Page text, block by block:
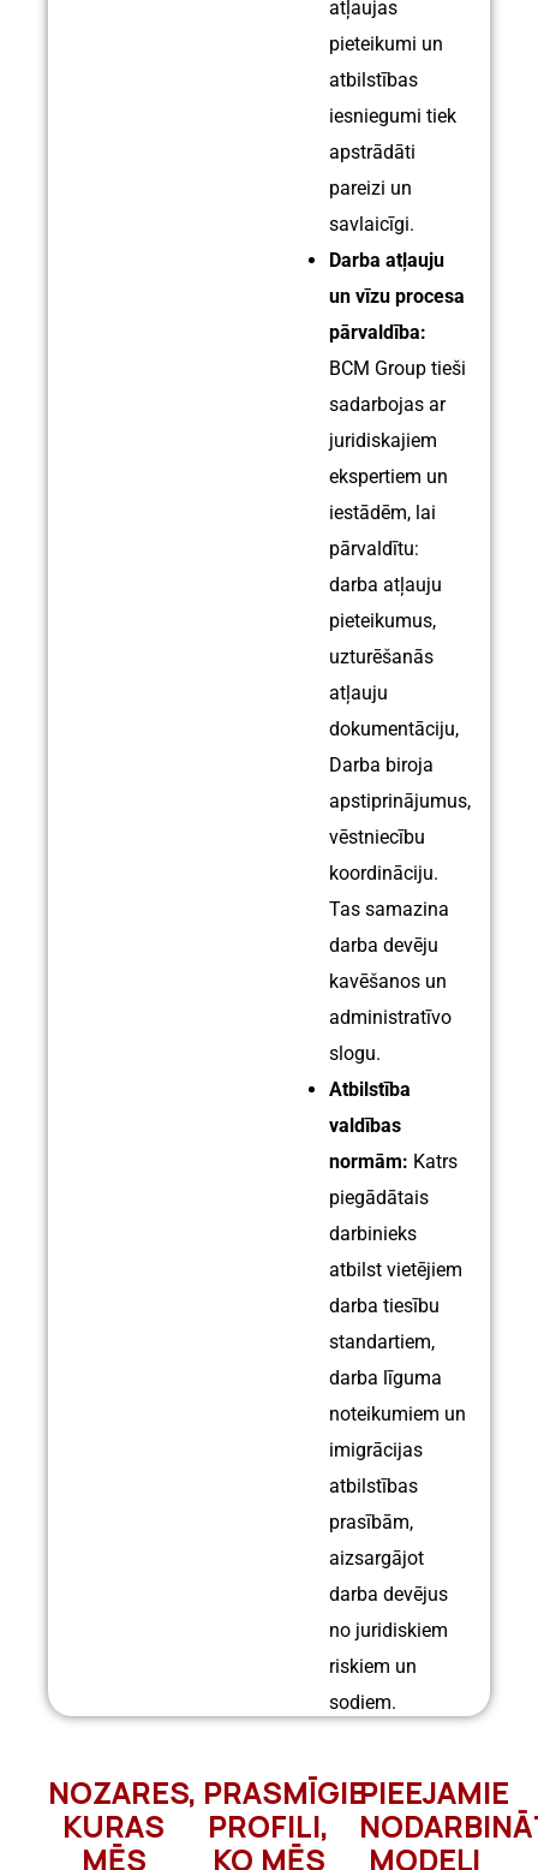
atļaujas
pieteikumi un
atbilstības
iesniegumi tiek
apstrādāti
pareizi un
savlaicīgi.
Darba atļauju
un vīzu procesa
pārvaldība:
BCM Group tieši
sadarbojas ar
juridiskajiem
ekspertiem un
iestādēm, lai
pārvaldītu:
darba atļauju
pieteikumus,
uzturēšanās
atļauju
dokumentāciju,
Darba biroja
apstiprinājumus,
vēstniecību
koordināciju.
Tas samazina
darba devēju
kavēšanos un
administratīvo
slogu.
Atbilstība
valdības
normām: Katrs
piegādātais
darbinieks
atbilst vietējiem
darba tiesību
standartiem,
darba līguma
noteikumiem un
imigrācijas
atbilstības
prasībām,
aizsargājot
darba devējus
no juridiskiem
riskiem un
sodiem.
NOZARES,
KURAS
MĒS
PRASMĪGIE
PROFILI,
KO MĒS
PIEEJAMIE
MODEĻI